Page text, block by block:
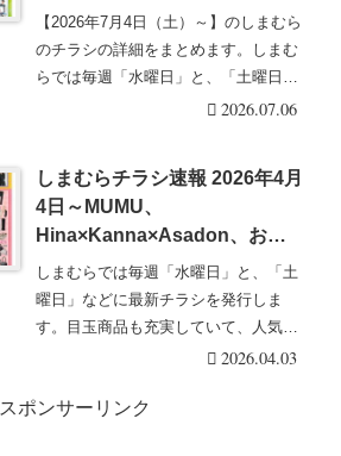
ラッシュガードも！七夕特集で
はサンリオ、キキララも！
【2026年7月4日（土）～】のしまむら
のチラシの詳細をまとめます。しまむ
らでは毎週「水曜日」と、「土曜日」
などに最新チ・・・続きを読む2026.07.06
しまむらチラシ速報 2026年4月
4日～MUMU、
Hina×Kanna×Asadon、おか
だゆり、一ノ瀬美空、リノルー
セの春コーデも新発売！
しまむらでは毎週「水曜日」と、「土
曜日」などに最新チラシを発行しま
す。目玉商品も充実していて、人気の
グッズは発売後即売り・・・続きを読
2026.04.03
スポンサーリンク